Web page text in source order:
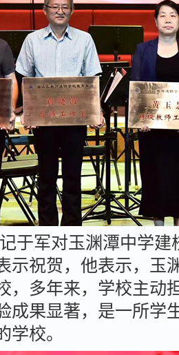
于军对玉渊潭中学建
示祝贺，他表示，玉
，多年来，学校主动
成果显著，是一所学
学校。